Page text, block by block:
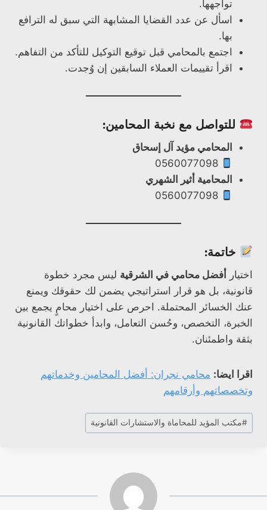
تواجهها.
اسأل عن عدد القضايا المشابهة التي سبق له الترافع
بها.
اجتمع بالمحامي قبل توقيع التوكيل للتأكد من التفاهم.
اقرأ تقييمات العملاء السابقين إن وُجدت.
للتواصل مع نخبة المحامين:
المحامي مؤيد آل إسحاق
0560077098
المحامية أثير الشهري
0560077098
خاتمة:
اختيار أفضل محامي في الشرقية ليس مجرد خطوة
قانونية، بل هو قرار استراتيجي يضمن لك حقوقك ويمنع
عنك الخسائر المحتملة. احرص على اختيار محامٍ يجمع بين
الخبرة، التخصص، وحُسن التعامل، وابدأ خطواتك القانونية
بثقة واطمئنان.
اقرا ايضا: محامي نجران: أفضل المحامين وخدماتهم
وتخصصاتهم وأرقامهم
وسوم
المقال:
#مكتب المؤيد للمحاماة والاستشارات القانونية